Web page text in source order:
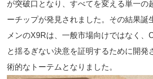
が突破口となり、すべてを変える単一の
ーチップが発見されました。その結果誕
メンのX9Rは、一般市場向けではなく、
と揺るぎない決意を証明するために開発
術的なトーテムとなりました。